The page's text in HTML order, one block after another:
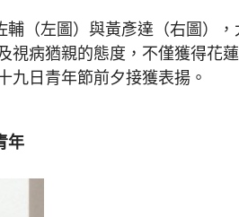
左圖）與黃彥達（右圖）
視病猶親的態度，不僅獲得花
九日青年節前夕接獲表揚。
年